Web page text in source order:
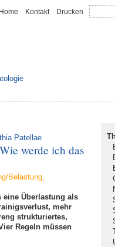
Home Kontakt Drucken
Patellae
werde ich das
Belastung,
eine Überlastung als
mehr
strukturiertes,
Regeln müssen